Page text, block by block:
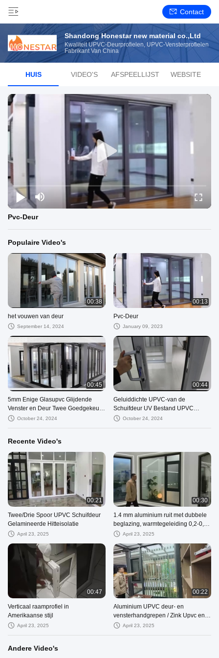
Contact
Shandong Honestar new material co.,Ltd
Kwaliteit UPVC-Deurprofielen, UPVC-Vensterprofielen
Fabrikant Van China
HUIS VIDEO'S AFSPEELLIJST WEBSITE
Pvc-Deur
Populaire Video's
00:38
het vouwen van deur
September 14, 2024
00:13
Pvc-Deur
January 09, 2023
00:45
5mm Enige Glasupvc Glijdende
Venster en Deur Twee Goedgekeurd
Spoor ISO9001
October 24, 2024
00:44
Geluiddichte UPVC-van de
Schuifdeur UV Bestand UPVC
Schuine stand en Draai Verklaard
October 24, 2024
Recente Video's
00:21
Twee/Drie Spoor UPVC Schuifdeur
Gelamineerde Hitteisolatie
April 23, 2025
00:30
1.4 mm aluminium ruit met dubbele
beglazing, warmtegeleiding 0,2-0,3
W/mKApril 23, 2025
00:47
Verticaal raamprofiel in
Amerikaanse stijl
April 23, 2025
00:22
Aluminium UPVC deur- en
vensterhandgrepen / Zink Upvc en
aluminium vensterhardware
April 23, 2025
Andere Video's